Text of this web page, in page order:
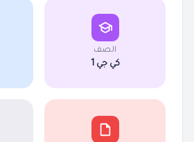
الصف
كي جي 1